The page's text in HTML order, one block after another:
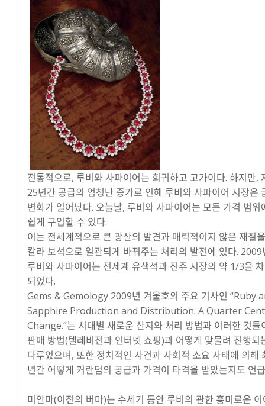
전통적으로, 루비와 사파이어는 희귀하고 고가이다. 하지만,
25년간 공급의 엄청난 증가로 인해 루비와 사파이어 시장은
변화가 일어났다. 오늘날, 루비와 사파이어는 모든 가격 범위
쉽게 구입할 수 있다.
이는 전세계적으로 큰 광산의 발견과 매력적이지 않은 재질
칼라 보석으로 일관되게 바꿔주는 처리의 발전에 있다. 2009
루비와 사파이어는 전세계 유색석과 진주 시장의 약 1/3을
되었다.
Gems & Gemology 2009년 겨울호의 주요 기사인 “Ruby
Sapphire Production and Distribution: A Quarter
Change.”는 시대별 새로운 산지와 처리 방법과 이러한 것들
판매 방법(텔레비전과 인터넷 쇼핑)과 어떻게 맞물려 진행되
다루었으며, 또한 정치적인 사건과 사회적 소요 사태에 의해
년간 어떻게 커란덤의 공급과 가격이 타격을 받았는지도 언
미얀마(이전의 버마)는 수세기 동안 루비의 관한 흥미로운